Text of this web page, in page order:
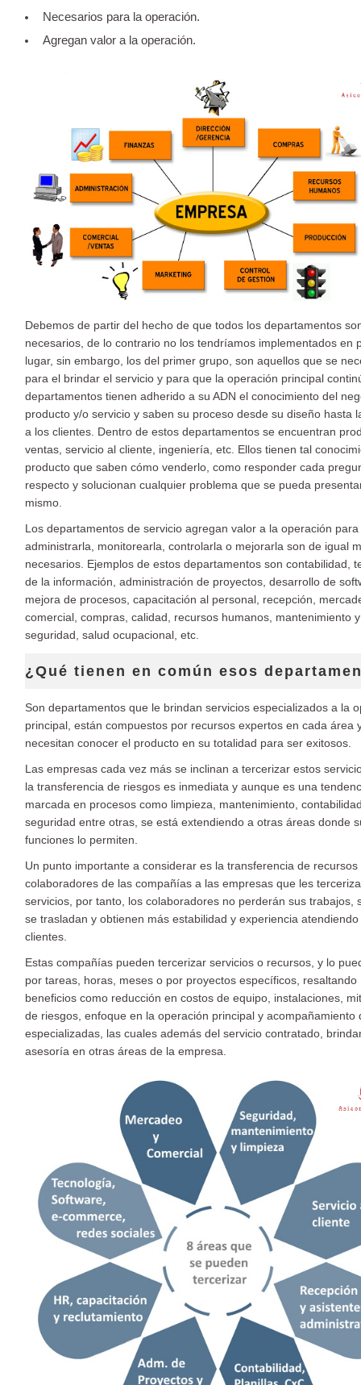
Necesarios para la operación.
Agregan valor a la operación.
Debemos de partir del hecho de que todos los departamentos
necesarios, de lo contrario no los tendríamos implementados en
lugar, sin embargo, los del primer grupo, son aquellos que se
para el brindar el servicio y para que la operación principal
departamentos tienen adherido a su ADN el conocimiento del
producto y/o servicio y saben su proceso desde su diseño hasta
a los clientes. Dentro de estos departamentos se encuentran
ventas, servicio al cliente, ingeniería, etc. Ellos tienen tal
producto que saben cómo venderlo, como responder cada
respecto y solucionan cualquier problema que se pueda
mismo.
Los departamentos de servicio agregan valor a la operación para
administrarla, monitorearla, controlarla o mejorarla son de igual
necesarios. Ejemplos de estos departamentos son contabilidad,
de la información, administración de proyectos, desarrollo de
mejora de procesos, capacitación al personal, recepción,
comercial, compras, calidad, recursos humanos, mantenimiento
seguridad, salud ocupacional, etc.
¿Qué tienen en común esos
Son departamentos que le brindan servicios especializados a la
principal, están compuestos por recursos expertos en cada área
necesitan conocer el producto en su totalidad para ser exitosos.
Las empresas cada vez más se inclinan a tercerizar estos
la transferencia de riesgos es inmediata y aunque es una
marcada en procesos como limpieza, mantenimiento,
seguridad entre otras, se está extendiendo a otras áreas donde
funciones lo permiten.
Un punto importante a considerar es la transferencia de recursos
colaboradores de las compañías a las empresas que les
servicios, por tanto, los colaboradores no perderán sus trabajos,
se trasladan y obtienen más estabilidad y experiencia
clientes.
Estas compañías pueden tercerizar servicios o recursos, y lo
por tareas, horas, meses o por proyectos específicos, resaltando
beneficios como reducción en costos de equipo, instalaciones,
de riesgos, enfoque en la operación principal y acompañamiento
especializadas, las cuales además del servicio contratado,
asesoría en otras áreas de la empresa.